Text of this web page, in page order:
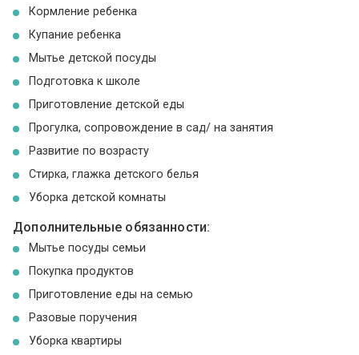
Кормление ребенка
Купание ребенка
Мытье детской посуды
Подготовка к школе
Приготовление детской еды
Прогулка, сопровождение в сад/ на занятия
Развитие по возрасту
Стирка, глажка детского белья
Уборка детской комнаты
Дополнительные обязанности:
Мытье посуды семьи
Покупка продуктов
Приготовление еды на семью
Разовые поручения
Уборка квартиры